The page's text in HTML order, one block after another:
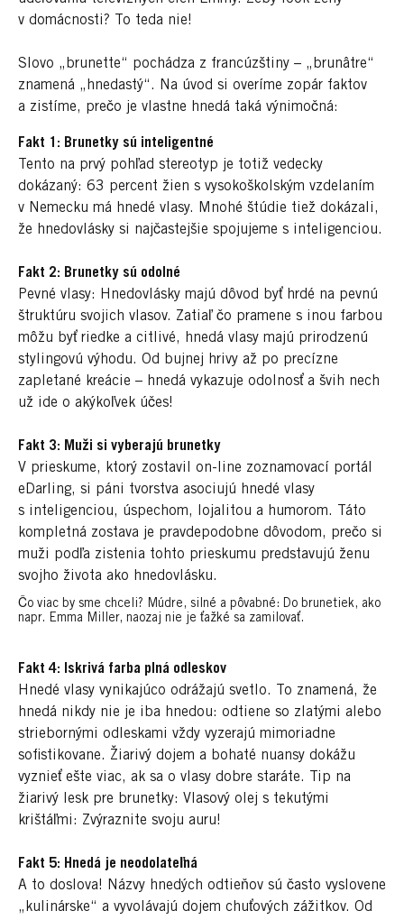
v domácnosti? To teda nie!
Slovo „brunette“ pochádza z francúzštiny – „brunâtre“
znamená „hnedastý“. Na úvod si overíme zopár faktov
a zistíme, prečo je vlastne hnedá taká výnimočná:
Fakt 1: Brunetky sú inteligentné
Tento na prvý pohľad stereotyp je totiž vedecky
dokázaný: 63 percent žien s vysokoškolským vzdelaním
v Nemecku má hnedé vlasy. Mnohé štúdie tiež dokázali,
že hnedovlásky si najčastejšie spojujeme s inteligenciou.
Fakt 2: Brunetky sú odolné
Pevné vlasy: Hnedovlásky majú dôvod byť hrdé na pevnú
štruktúru svojich vlasov. Zatiaľ čo pramene s inou farbou
môžu byť riedke a citlivé, hnedá vlasy majú prirodzenú
stylingovú výhodu. Od bujnej hrivy až po precízne
zapletané kreácie – hnedá vykazuje odolnosť a švih nech
už ide o akýkoľvek účes!
Fakt 3: Muži si vyberajú brunetky
V prieskume, ktorý zostavil on-line zoznamovací portál
eDarling, si páni tvorstva asociujú hnedé vlasy
s inteligenciou, úspechom, lojalitou a humorom. Táto
kompletná zostava je pravdepodobne dôvodom, prečo si
muži podľa zistenia tohto prieskumu predstavujú ženu
svojho života ako hnedovlásku.
Čo viac by sme chceli? Múdre, silné a pôvabné: Do brunetiek, ako
napr. Emma Miller, naozaj nie je ťažké sa zamilovať.
Fakt 4: Iskrivá farba plná odleskov
Hnedé vlasy vynikajúco odrážajú svetlo. To znamená, že
hnedá nikdy nie je iba hnedou: odtiene so zlatými alebo
striebornými odleskami vždy vyzerajú mimoriadne
sofistikovane. Žiarivý dojem a bohaté nuansy dokážu
vyznieť ešte viac, ak sa o vlasy dobre staráte. Tip na
žiarivý lesk pre brunetky: Vlasový olej s tekutými
krištáľmi: Zvýraznite svoju auru!
Fakt 5: Hnedá je neodolateľná
A to doslova! Názvy hnedých odtieňov sú často vyslovene
„kulinárske“ a vyvolávajú dojem chuťových zážitkov. Od